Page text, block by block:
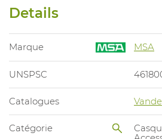
Details
Marque MSA
UNSPSC
Catalogues
Catégorie